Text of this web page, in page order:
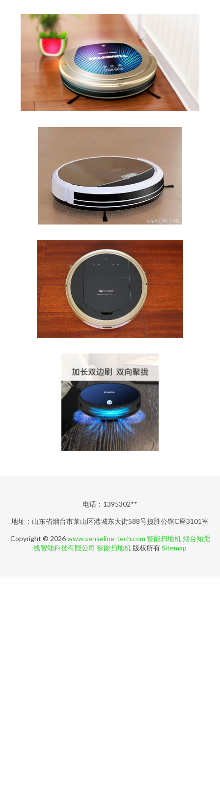
电话：1395302**
地址：山东省烟台市莱山区港城东大街588号揽胜公馆C座3101室
Copyright © 2026www.senseline-tech.com 智能扫地机 烟台知觉
线智能科技有限公司 智能扫地机 版权所有Sitemap